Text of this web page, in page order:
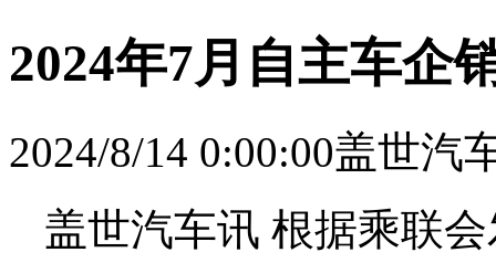
2024年7月自主车企
2024/8/14 0:00:00盖世汽
盖世汽车讯 根据乘联